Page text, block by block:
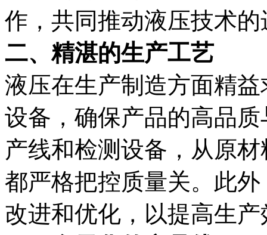
作，共同推动液压技术
二、精湛的生产工艺
液压在生产制造方面精
设备，确保产品的高品
产线和检测设备，从原
都严格把控质量关。此
改进和优化，以提高生